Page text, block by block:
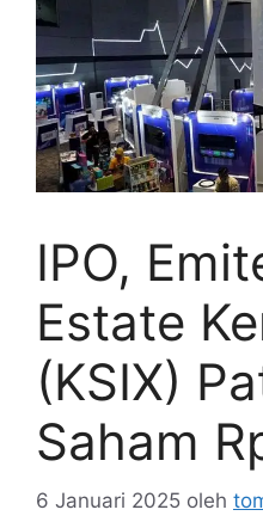
IPO,
Estate
(KSIX)
Saham
6 Januari 2025 oleh